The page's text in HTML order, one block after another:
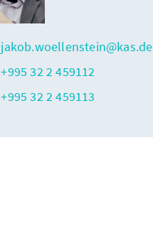
jakob.woellenstein@kas.de
+995 32 2 459112
+995 32 2 459113